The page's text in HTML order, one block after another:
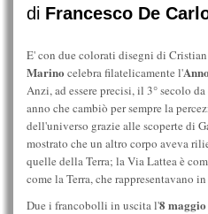
di Francesco De
E' con due colorati disegni di
Marino celebra filatelicamente l'
Anzi, ad essere precisi, il 3° secolo
anno che cambiò per sempre la
dell'universo grazie alle scoperte di
mostrato che un altro corpo aveva
quelle della Terra; la Via Lattea è
come la Terra, che rappresentavano
Due i francobolli in uscita l'8 maggio